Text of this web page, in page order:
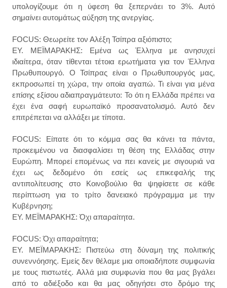
υπολογίζουμε ότι η ύφεση θα ξεπερνάει το 3%. Αυτό
σημαίνει αυτομάτως αύξηση της ανεργίας.
FOCUS: Θεωρείτε τον Αλέξη Τσίπρα αξιόπιστο;
ΕΥ. ΜΕΪΜΑΡΑΚΗΣ: Εμένα ως Έλληνα με ανησυχεί
ιδιαίτερα, όταν τίθενται τέτοια ερωτήματα για τον Έλληνα
Πρωθυπουργό. Ο Τσίπρας είναι ο Πρωθυπουργός μας,
εκπροσωπεί τη χώρα, την οποία αγαπώ. Τι είναι για μένα
επίσης εξίσου αδιαπραγμάτευτο: Το ότι η Ελλάδα πρέπει να
έχει ένα σαφή ευρωπαϊκό προσανατολισμό. Αυτό δεν
επιτρέπεται να αλλάξει με τίποτα.
FOCUS: Είπατε ότι το κόμμα σας θα κάνει τα πάντα,
προκειμένου να διασφαλίσει τη θέση της Ελλάδας στην
Ευρώπη. Μπορεί επομένως να πει κανείς με σιγουριά να
έχει ως δεδομένο ότι εσείς ως επικεφαλής της
αντιπολίτευσης στο Κοινοβούλιο θα ψηφίσετε σε κάθε
περίπτωση για το τρίτο δανειακό πρόγραμμα με την
Κυβέρνηση;
ΕΥ. ΜΕΪΜΑΡΑΚΗΣ: Όχι απαραίτητα.
FOCUS: Όχι απαραίτητα;
ΕΥ. ΜΕΪΜΑΡΑΚΗΣ: Πιστεύω στη δύναμη της πολιτικής
συνεννόησης. Εμείς δεν θέλαμε μια οποιαδήποτε συμφωνία
με τους πιστωτές. Αλλά μια συμφωνία που θα μας βγάλει
από το αδιέξοδο και θα μας οδηγήσει στο δρόμο της